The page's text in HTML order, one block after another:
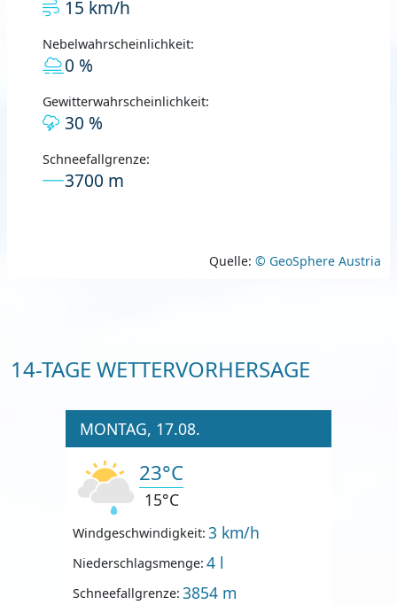
15 km/h
Nebelwahrscheinlichkeit:
0 %
Gewitterwahrscheinlichkeit:
30 %
Schneefallgrenze:
3700 m
Quelle: © GeoSphere Austria
14-TAGE WETTERVORHERSAGE
MONTAG, 17.08.
23°C
15°C
Windgeschwindigkeit: 3 km/h
Niederschlagsmenge: 4 l
Schneefallgrenze: 3854 m